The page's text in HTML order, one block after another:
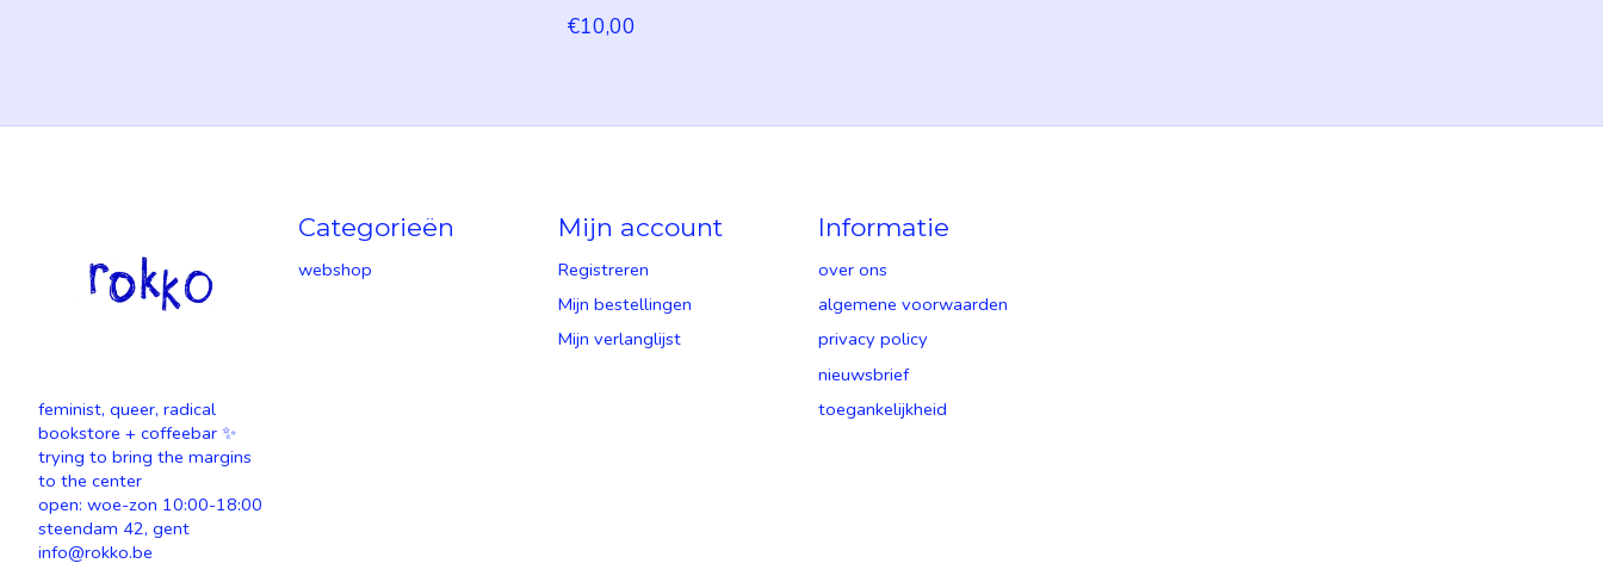
€10,00
feminist, queer, radical
bookstore + coffeebar ✨
trying to bring the margins
to the center
open: woe-zon 10:00-18:00
steendam 42, gent
info@rokko.be
Categorieën
webshop
Mijn account
Registreren
Mijn bestellingen
Mijn verlanglijst
Informatie
over ons
algemene voorwaarden
privacy policy
nieuwsbrief
toegankelijkheid